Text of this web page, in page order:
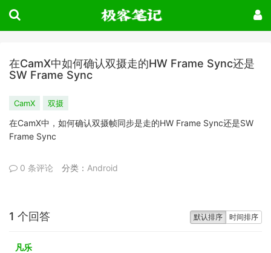
在CamX中如何确认双摄走的HW Frame Sync还是
SW Frame Sync
CamX 双摄
在CamX中，如何确认双摄帧同步是走的HW Frame Sync还是SW
Frame Sync
0 条评论 分类： Android
默认排序 时间排序
1 个回答
凡乐